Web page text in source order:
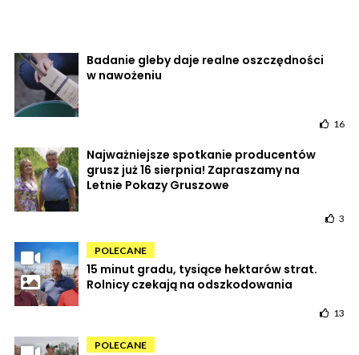
Badanie gleby daje realne oszczędności
w nawożeniu
16
Najważniejsze spotkanie producentów
grusz już 16 sierpnia! Zapraszamy na
Letnie Pokazy Gruszowe
3
POLECANE
15 minut gradu, tysiące hektarów strat.
Rolnicy czekają na odszkodowania
13
POLECANE